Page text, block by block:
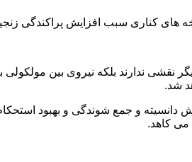
های کناری سبب افزایش پراکندگی
ندارند بلکه نیروی بین مولکولی
شد.
دانسیته و جمع شوندگی و بهبود
می کاهد.